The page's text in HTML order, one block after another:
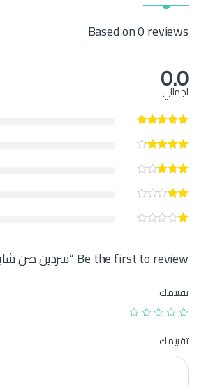
Based on 0 reviews
0.0
اجمالي
Be the first to review “سردين صن شاين حار 125 جرام”
تقييمك
تقييمك